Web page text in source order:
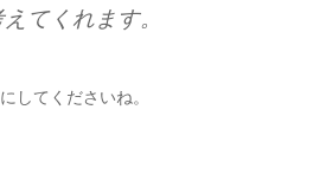
てくれます。
してくださいね。